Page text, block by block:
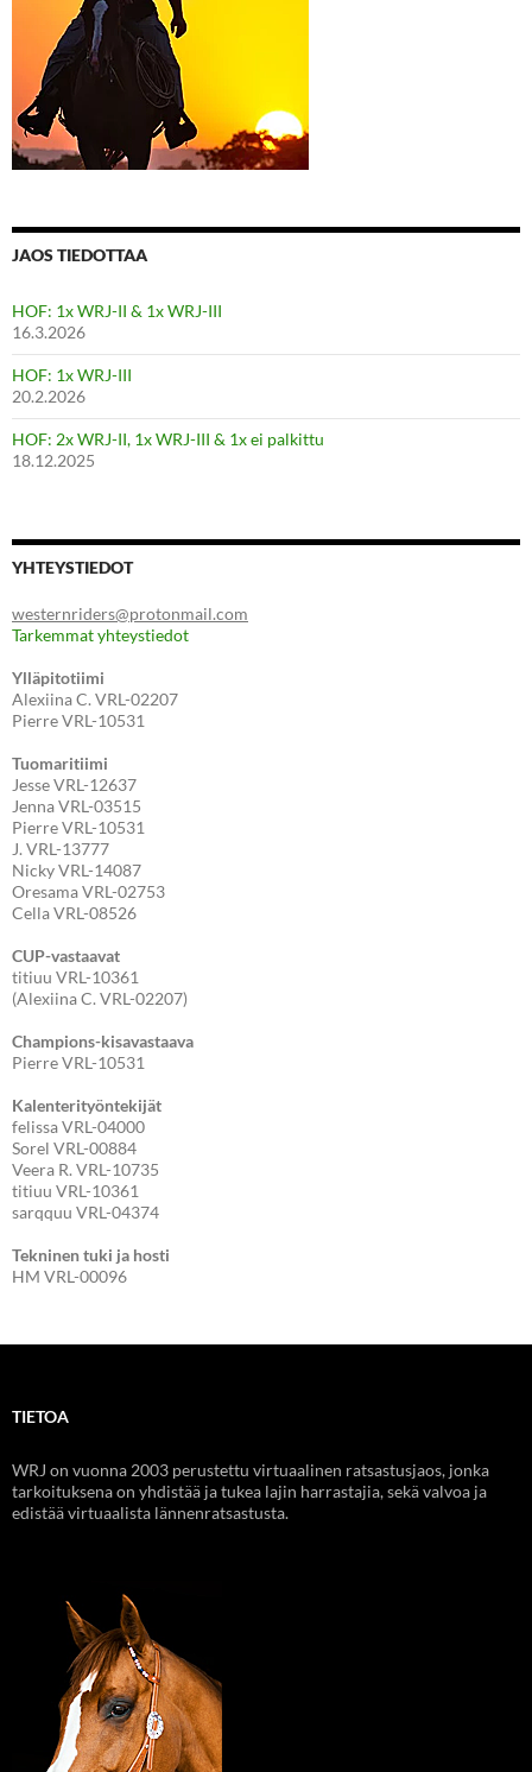
JAOS TIEDOTTAA
HOF: 1x WRJ-II & 1x WRJ-III
16.3.2026
HOF: 1x WRJ-III
20.2.2026
HOF: 2x WRJ-II, 1x WRJ-III & 1x ei palkittu
18.12.2025
YHTEYSTIEDOT
westernriders@protonmail.com
Tarkemmat yhteystiedot
Ylläpitotiimi
Alexiina C. VRL-02207
Pierre VRL-10531
Tuomaritiimi
Jesse VRL-12637
Jenna VRL-03515
Pierre VRL-10531
J. VRL-13777
Nicky VRL-14087
Oresama VRL-02753
Cella VRL-08526
CUP-vastaavat
titiuu VRL-10361
(Alexiina C. VRL-02207)
Champions-kisavastaava
Pierre VRL-10531
Kalenterityöntekijät
felissa VRL-04000
Sorel VRL-00884
Veera R. VRL-10735
titiuu VRL-10361
sarqquu VRL-04374
Tekninen tuki ja hosti
HM VRL-00096
TIETOA
WRJ on vuonna 2003 perustettu virtuaalinen ratsastusjaos, jonka
tarkoituksena on yhdistää ja tukea lajin harrastajia, sekä valvoa ja
edistää virtuaalista lännenratsastusta.